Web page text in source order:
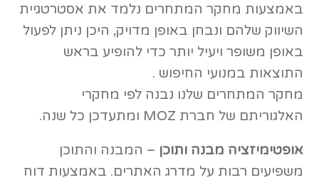
באמצעות מחקר המתחרים נלמד את אסטרטגיית
השיווק שלהם ונבחן באופן מדויק, היכן ניתן לפעול
באופן משופר ויעיל יותר כדי להופיע בראש
התוצאות במנועי החיפוש .
מחקר המתחרים שלנו נבנה לפי מחקרי
האלגוריתם של חברת MOZ ומתעדכן כל שנה.
אופטימיזציה מבנה ותוכן – המבנה והתוכן
משפיעים רבות על מדרג האתרים. באמצעות דוח